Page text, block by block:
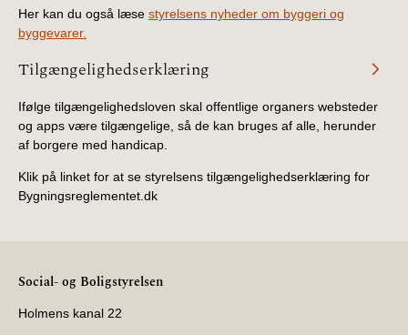
Her kan du også læse styrelsens nyheder om byggeri og
byggevarer.
Tilgængelighedserklæring
Ifølge tilgængelighedsloven skal offentlige organers websteder
og apps være tilgængelige, så de kan bruges af alle, herunder
af borgere med handicap.
Klik på linket for at se styrelsens tilgængelighedserklæring for
Bygningsreglementet.dk
Social- og Boligstyrelsen
Holmens kanal 22